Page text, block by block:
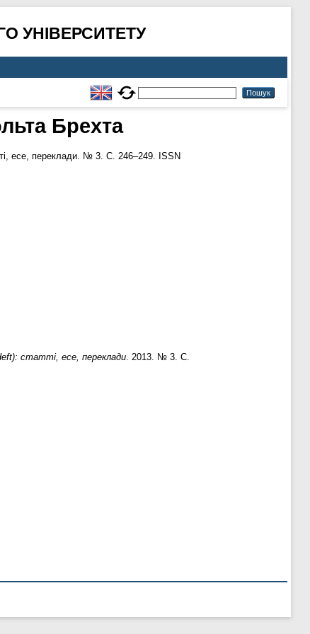
УНІВЕРСИТЕТУ
Брехта
есе, переклади. № 3. С. 246–249. ISSN
статті, есе, переклади. 2013. № 3. С.